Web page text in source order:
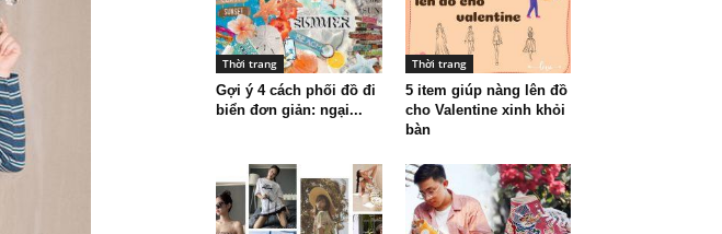
Thời trang
Gợi ý 4 cách phối đồ đi
biển đơn giản: ngại...
Thời trang
5 item giúp nàng lên đồ
cho Valentine xinh khỏi
bàn